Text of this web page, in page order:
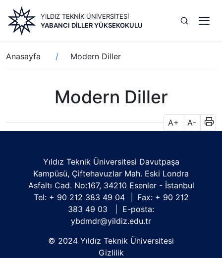
içeriğe
atla
YILDIZ TEKNİK ÜNİVERSİTESİ
YABANCI DILLER YÜKSEKOKULU
Sayfa
yolu
Anasayfa Modern Diller
Modern Diller
A+ A-
Yıldız Teknik Üniversitesi Davutpaşa
Kampüsü, Çiftehavuzlar Mah. Eski Londra
Asfaltı Cad. No:167, 34210 Esenler - İstanbul
Tel: + 90 212 383 49 04 | Fax: + 90 212
383 49 03 | E-posta:
ybdmdr@yildiz.edu.tr
© 2024 Yıldız Teknik Üniversitesi
Gizlilik